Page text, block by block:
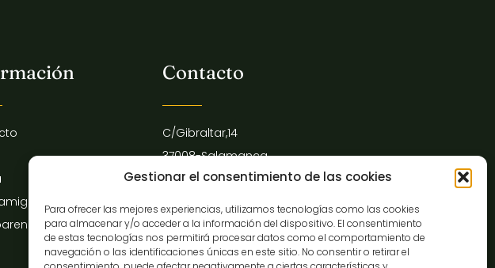
Gestionar el consentimiento de las cookies
Para ofrecer las mejores experiencias, utilizamos tecnologías como las cookies
para almacenar y/o acceder a la información del dispositivo. El consentimiento
de estas tecnologías nos permitirá procesar datos como el comportamiento de
navegación o las identificaciones únicas en este sitio. No consentir o retirar el
del museo
Contacto
C/Gibraltar,14
37008-Salamanca
923 12 14 25
comunicacion@museocasalis.org